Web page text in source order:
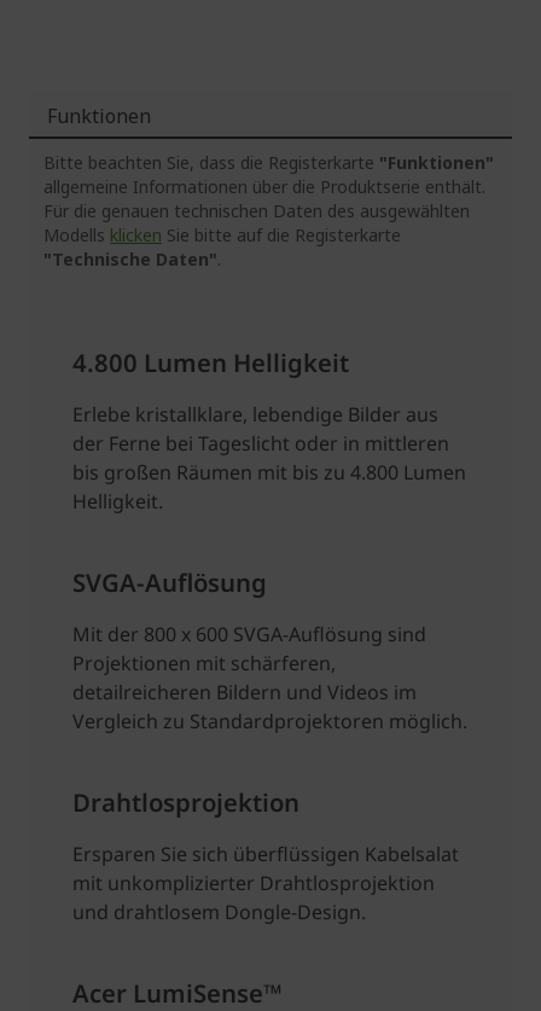
Funktionen
Bitte beachten Sie, dass die Registerkarte "Funktionen"
allgemeine Informationen über die Produktserie enthält.
Für die genauen technischen Daten des ausgewählten
Modells klicken Sie bitte auf die Registerkarte
"Technische Daten".